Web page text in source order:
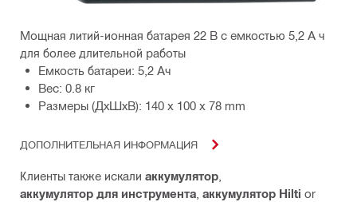
Мощная литий-ионная батарея 22 В с емкостью 5,2 А ч
для более длительной работы
Емкость батареи: 5,2 Ач
Вес: 0.8 кг
Размеры (ДхШхВ): 140 x 100 x 78 mm
ДОПОЛНИТЕЛЬНАЯ ИНФОРМАЦИЯ
Клиенты также искали аккумулятор
аккумулятор для инструмента аккумулятор Hilti or